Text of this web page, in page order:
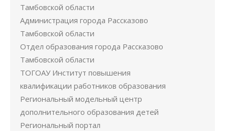
Тамбовской области
Администрация города Рассказово
Тамбовской области
Отдел образования города Рассказово
Тамбовской области
ТОГОАУ Институт повышения
квалификации работников образования
Региональный модельный центр
дополнительного образования детей
Региональный портал